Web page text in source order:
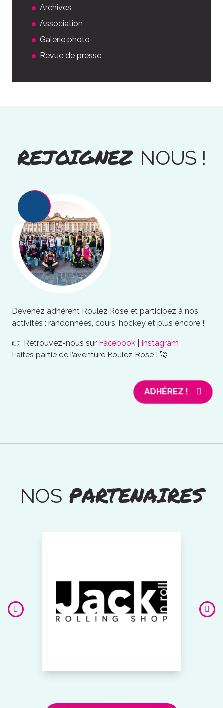
Archives
Association
Galerie photo
Revue de presse
REJOIGNEZ NOUS !
Devenez adhérent Roulez Rose et participez à nos
activités : randonnées, cours, hockey et plus encore !
👉 Retrouvez-nous sur Facebook
Instagram
Faites partie de l’aventure Roulez Rose ! 🚀
ADHÉREZ !
NOSPARTENAIRES